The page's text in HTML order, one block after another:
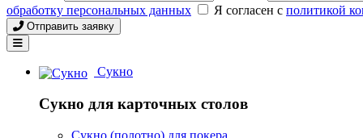
обработку персональных данных
Я согласен с политикой
Отправить заявку
Сукно
Сукно для карточных столов
Сукно (полотно) для покера